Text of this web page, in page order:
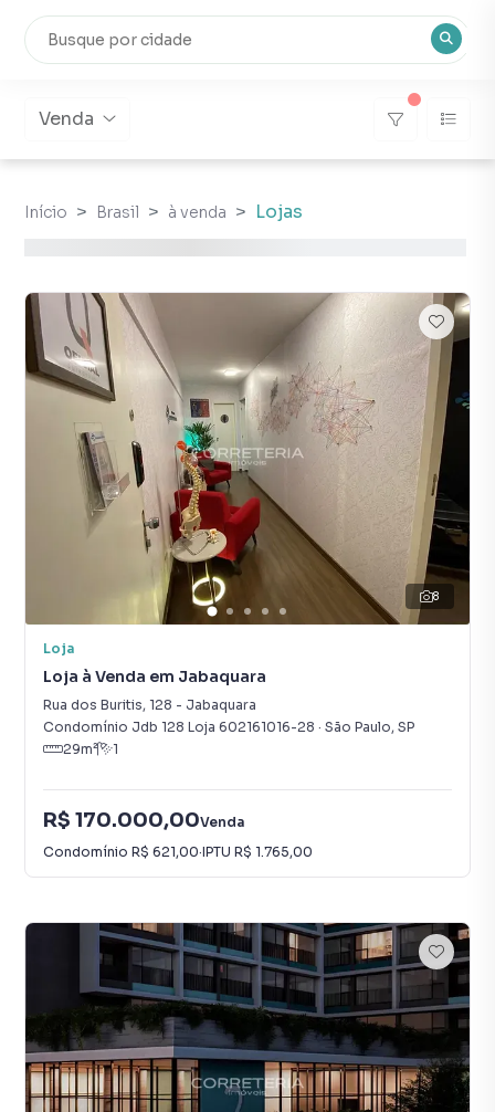
Venda
Início Brasil à venda Lojas
8
Loja
Loja à Venda em Jabaquara
Rua dos Buritis, 128 - Jabaquara
Condomínio Jdb 128 Loja 602161016-28 · São Paulo, SP
29m² 1
R$ 170.000,00Venda
Condomínio R$ 621,00·IPTU R$ 1.765,00